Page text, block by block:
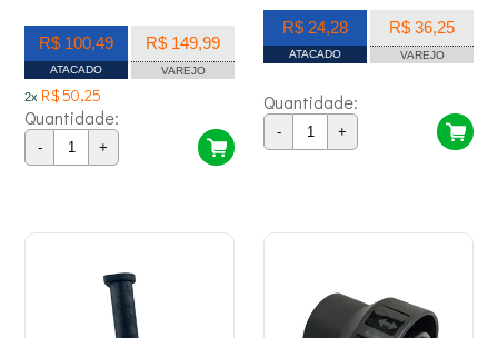
R$ 100,49
ATACADO
R$ 149,99
VAREJO
2x R$ 50,25
Quantidade:
- +
R$ 24,28
ATACADO
R$ 36,25
VAREJO
Quantidade:
- +